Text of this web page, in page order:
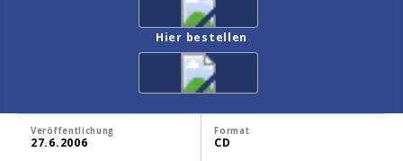
Hier bestellen
Veröffentlichung
27.6.2006
Format
CD